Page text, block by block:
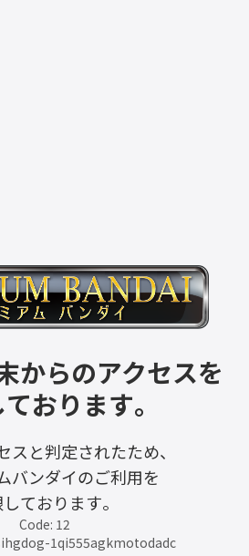
からのアクセスを
おります。
スと判定されたため、
バンダイのご利用を
ております。
Code: 12
1qi555agkmotodadc